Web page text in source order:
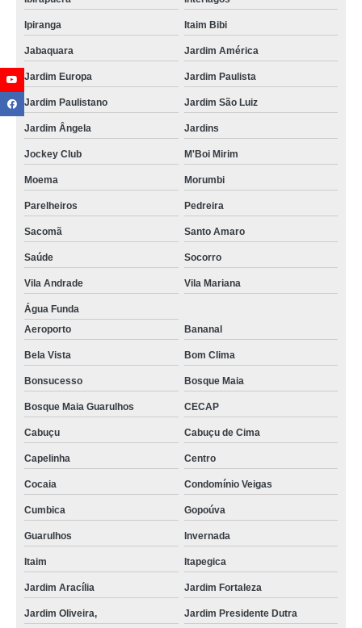
empresa que faz lixamentos de piso de madeira Campo Grande
lixamentos de piso de taco orçamento Jardim Lina
lixamentos de tacos orçamento Jardim Nova Cotia
empresa que faz lixamentos em piso de madeira Campo Limpo
empresa que faz lixamentos de assoalho Cocaia
lixamentos de assoalho orçamento Portão
empresa especializada em lixamento em pisos Cabuçu
lixamentos de assoalho Jardim Lina
empresa especializada em lixamentos de tacos Lapa
lixamentos de assoalho de madeira valor Aeroporto
lixamentos de assoalho Vila Rio de Janeiro
lixamentos de piso de madeira Vila Andrade
lixamentos de parquet Jardim Presidente Dutra
lixamentos parquet Barueri
lixamentos de assoalho de madeira orçamento Jardim Europa
empresa que faz lixamentos de tacos Itapegica
lixamentos de piso valor Cocaia
lixamentos de piso Gopoúva
Ipiranga Itaim Bibi
Jabaquara Jardim América
Jardim Europa Jardim Paulista
Jardim Paulistano Jardim São Luiz
Jardim Ângela Jardins
Jockey Club M'Boi Mirim
Moema Morumbi
Parelheiros Pedreira
Sacomã Santo Amaro
Saúde Socorro
Vila Andrade Vila Mariana
Água Funda
Aeroporto
Bananal
Bela Vista Bom Clima
Bonsucesso Bosque Maia
Bosque Maia Guarulhos CECAP
Cabuçu Cabuçu de Cima
Capelinha Centro
Cocaia Condomínio Veigas
Cumbica Gopoúva
Guarulhos Invernada
Itaim Itapegica
Jardim Aracília Jardim Fortaleza
Jardim Oliveira, Jardim Presidente Dutra